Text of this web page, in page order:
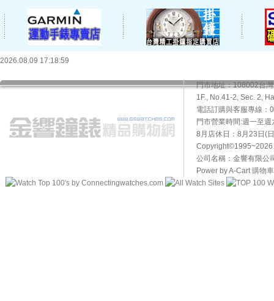
2026.08.09 17:18:59
門市地址：108002台
1F., No.41-2, Sec. 2,
電話訂購與客服專線
門市營業時間:週一至
8月店休日：8月23日(
Copyright©1995~2026
公司名稱：金響有限公
Power by A-Cart 購物車